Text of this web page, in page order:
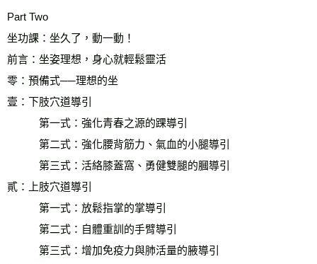
Part Two
坐功課：坐久了，動一動！
前言：坐姿理想，身心就輕鬆靈活
零：預備式──理想的坐
壹：下肢穴道導引
第一式：強化青春之源的踝導引
第二式：強化腰背筋力、氣血的小腿導引
第三式：活絡膝蓋窩、勇健雙腿的膕導引
貳：上肢穴道導引
第一式：放鬆指掌的掌導引
第二式：自體重訓的手臂導引
第三式：增加免疫力與肺活量的腋導引